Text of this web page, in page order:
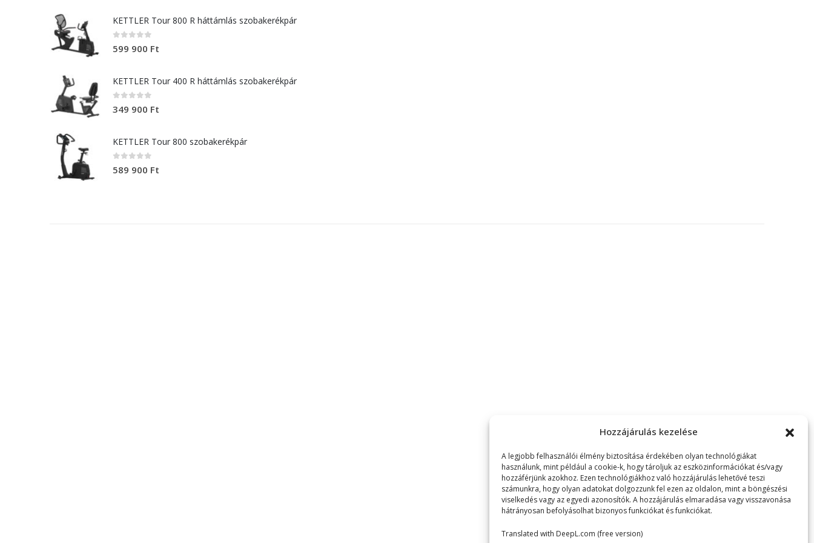
Hozzájárulás kezelése
A legjobb felhasználói élmény biztosítása érdekében olyan technológiákat
használunk, mint például a cookie-k, hogy tároljuk az eszközinformációkat és/vagy
hozzáférjünk azokhoz. Ezen technológiákhoz való hozzájárulás lehetővé teszi
számunkra, hogy olyan adatokat dolgozzunk fel ezen az oldalon, mint a böngészési
viselkedés vagy az egyedi azonosítók. A hozzájárulás elmaradása vagy visszavonása
hátrányosan befolyásolhat bizonyos funkciókat és funkciókat.
Translated with DeepL.com (free version)
KETTLER Tour 800 R háttámlás szobakerékpár
599 900 Ft
KETTLER Tour 400 R háttámlás szobakerékpár
349 900 Ft
KETTLER Tour 800 szobakerékpár
589 900 Ft